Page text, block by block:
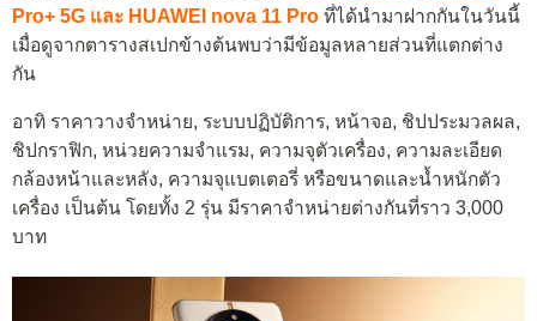
Pro+ 5G และ HUAWEI nova 11 Pro ที่ได้นำมาฝากกันในวันนี้
เมื่อดูจากตารางสเปกข้างต้นพบว่ามีข้อมูลหลายส่วนที่แตกต่าง
กัน
อาทิ ราคาวางจำหน่าย, ระบบปฏิบัติการ, หน้าจอ, ชิปประมวลผล,
ชิปกราฟิก, หน่วยความจำแรม, ความจุตัวเครื่อง, ความละเอียด
กล้องหน้าและหลัง, ความจุแบตเตอรี่ หรือขนาดและน้ำหนักตัว
เครื่อง เป็นต้น โดยทั้ง 2 รุ่น มีราคาจำหน่ายต่างกันที่ราว 3,000
บาท